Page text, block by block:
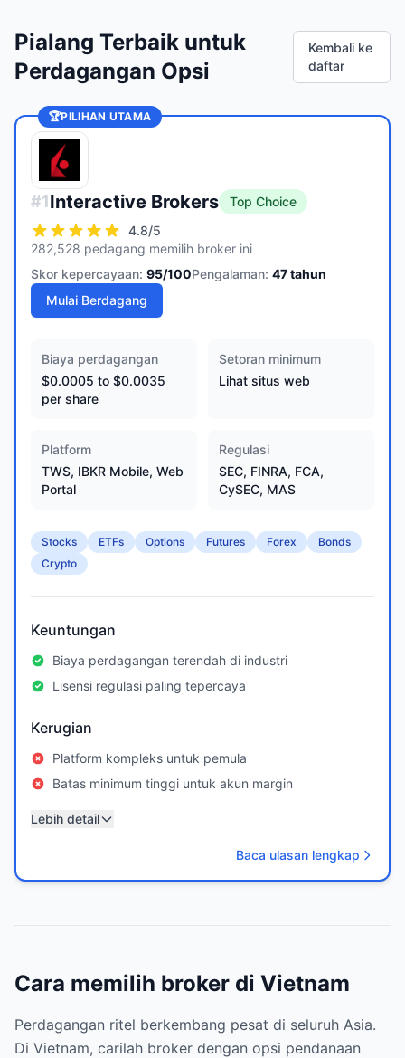
Pialang Terbaik untuk
Perdagangan Opsi
Kembali ke
daftar
🏆PILIHAN UTAMA
#1Interactive Brokers
Top Choice
4.8/5
282,528 pedagang memilih broker ini
Skor kepercayaan: 95/100Pengalaman: 47tahun
Mulai Berdagang
Biaya perdagangan
$0.0005 to $0.0035
per share
Setoran minimum
Lihat situs web
Platform
TWS, IBKR Mobile, Web
Portal
Regulasi
SEC, FINRA, FCA,
CySEC, MAS
Stocks ETFs Options Futures Forex
Bonds
Crypto
Keuntungan
Biaya perdagangan terendah di industri
Lisensi regulasi paling tepercaya
Kerugian
Platform kompleks untuk pemula
Batas minimum tinggi untuk akun margin
Lebih detail
Baca ulasan lengkap
Cara memilih broker di Vietnam
Perdagangan ritel berkembang pesat di seluruh Asia.
Di Vietnam, carilah broker dengan opsi pendanaan